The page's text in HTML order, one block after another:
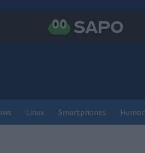
Linux Smartphones Humor